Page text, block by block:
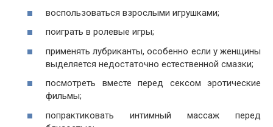
воспользоваться взрослыми игрушками;
поиграть в ролевые игры;
применять лубриканты, особенно если у женщины
выделяется недостаточно естественной смазки;
посмотреть вместе перед сексом эротические
фильмы;
попрактиковать интимный массаж перед